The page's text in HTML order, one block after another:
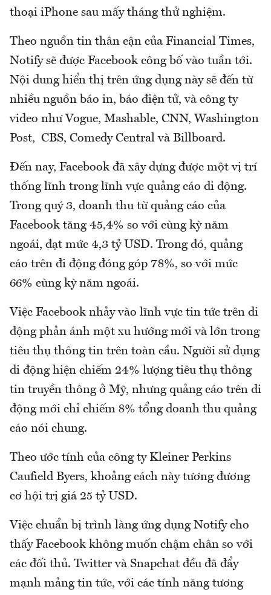
thoại iPhone sau mấy tháng thử nghiệm.
Theo nguồn tin thân cận của Financial Times,
Notify sẽ được Facebook công bố vào tuần tới.
Nội dung hiển thị trên ứng dụng này sẽ đến từ
nhiều nguồn báo in, báo điện tử, và công ty
video như Vogue, Mashable, CNN, Washington
Post, CBS, Comedy Central và Billboard.
Đến nay, Facebook đã xây dựng được một vị trí
thống lĩnh trong lĩnh vực quảng cáo di động.
Trong quý 3, doanh thu từ quảng cáo của
Facebook tăng 45,4% so với cùng kỳ năm
ngoái, đạt mức 4,3 tỷ USD. Trong đó, quảng
cáo trên đi động đóng góp 78%, so với mức
66% cùng kỳ năm ngoái.
Việc Facebook nhảy vào lĩnh vực tin tức trên di
động phản ánh một xu hướng mới và lớn trong
tiêu thụ thông tin trên toàn cầu. Người sử dụng
di động hiện chiếm 24% lượng tiêu thụ thông
tin truyền thông ở Mỹ, nhưng quảng cáo trên di
động mới chỉ chiếm 8% tổng doanh thu quảng
cáo nói chung.
Theo ước tính của công ty Kleiner Perkins
Caufield Byers, khoảng cách này tương đương
cơ hội trị giá 25 tỷ USD.
Việc chuẩn bị trình làng ứng dụng Notify cho
thấy Facebook không muốn chậm chân so với
các đối thủ. Twitter và Snapchat đều đã đẩy
mạnh mảng tin tức, với các tính năng tương